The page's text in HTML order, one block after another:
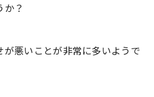
？
悪いことが非常に多いようで